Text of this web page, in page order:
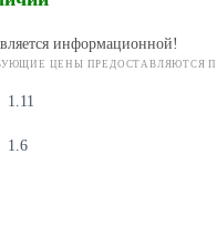
информационной!
ЦЕНЫ ПРЕДОСТАВЛЯЮТСЯ
1.11
1.6